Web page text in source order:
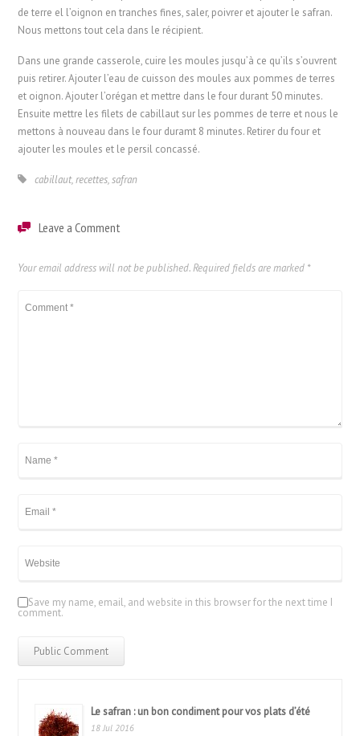
de terre el l’oignon en tranches fines, saler, poivrer et ajouter le safran.
Nous mettons tout cela dans le récipient.
Dans une grande casserole, cuire les moules jusqu’à ce qu’ils s’ouvrent
puis retirer. Ajouter l’eau de cuisson des moules aux pommes de terres
et oignon. Ajouter l’orégan et mettre dans le four durant 50 minutes.
Ensuite mettre les filets de cabillaut sur les pommes de terre et nous le
mettons à nouveau dans le four duramt 8 minutes. Retirer du four et
ajouter les moules et le persil concassé.
cabillaut,recettes,safran
Leave a Comment
Your email address will not be published.Required fields are marked *
Save my name, email, and website in this browser for the next time I
comment.
Le safran : un bon condiment pour vos plats d’été
18 Jul 2016